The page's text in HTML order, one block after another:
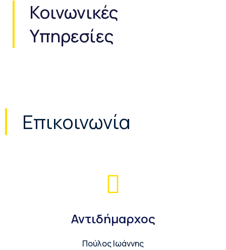
Κοινωνικές
Υπηρεσίες
Επικοινωνία
Αντιδήμαρχος
Πούλος Ιωάννης